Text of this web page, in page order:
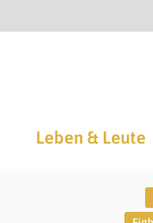
Leben & Leute